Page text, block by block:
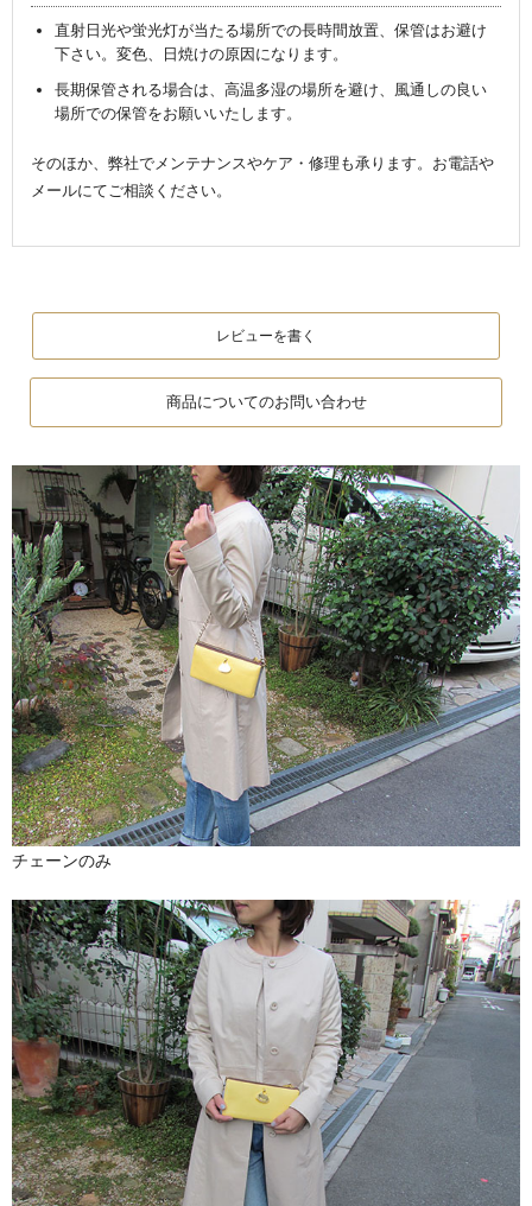
直射日光や蛍光灯が当たる場所での長時間放置、保管はお避け
下さい。変色、日焼けの原因になります。
長期保管される場合は、高温多湿の場所を避け、風通しの良い
場所での保管をお願いいたします。
そのほか、弊社でメンテナンスやケア・修理も承ります。お電話や
メールにてご相談ください。
レビューを書く
商品についてのお問い合わせ
チェーンのみ